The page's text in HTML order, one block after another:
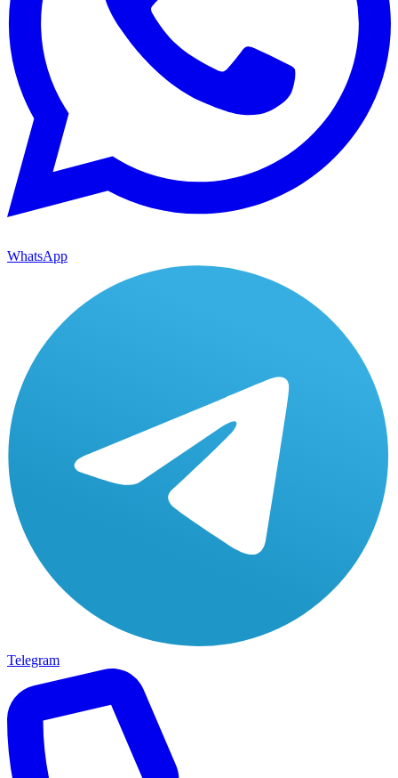
WhatsApp
Telegram